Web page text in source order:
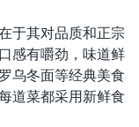
于其对品质和正宗
感有嚼劲，味道鲜
乌冬面等经典美食
道菜都采用新鲜食